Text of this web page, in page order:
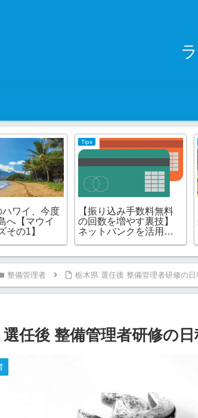
ワイ、今度
へ【マウイ
その1】
Tips
【振り込み手数料無料
の回数を増やす裏技】
ネットバンクを活用す
整備管理者 栃木県 選任後 整備管理者研修の日
任後 整備管理者研修の